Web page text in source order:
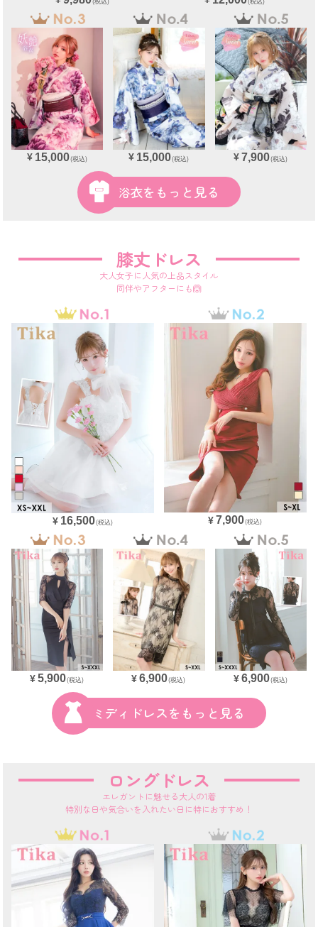
¥ 15,000(税込) ¥ 15,000(税込) ¥7,900(税込)
浴衣をもっと見る
膝丈ドレス
大人女子に人気の上品スタイル
同伴やアフターにも🙆
¥ 16,500(税込) ¥7,900(税込)
¥ 5,900(税込) ¥ 6,900(税込) ¥6,900(税込)
ミディドレスをもっと見る
ロングドレス
エレガントに魅せる大人の1着
特別な日や気合いを入れたい日に特におすすめ！